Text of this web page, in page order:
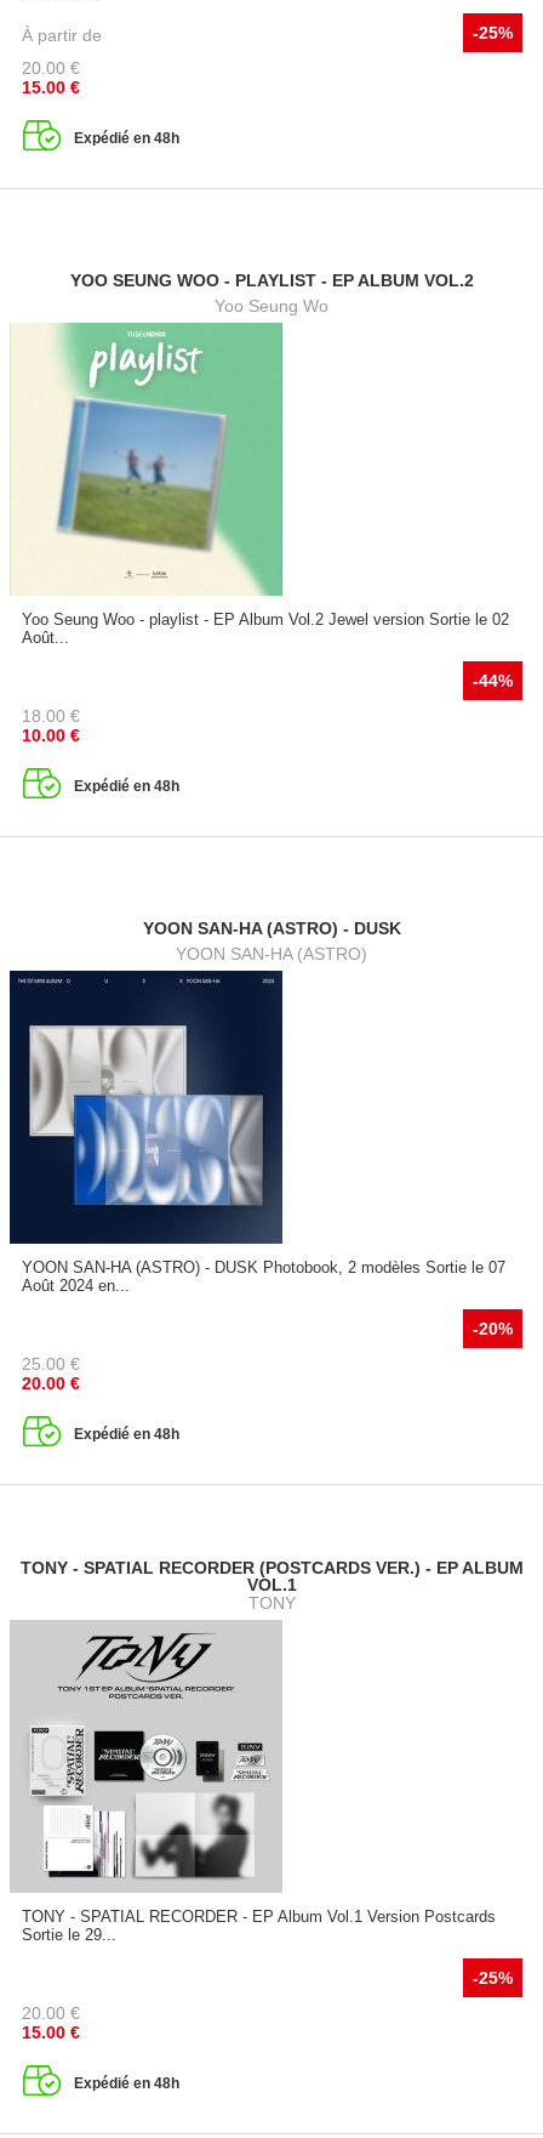
À partir de
-25%
20.00 €
15.00 €
Expédié en 48h
YOO SEUNG WOO - PLAYLIST - EP ALBUM VOL.2
Yoo Seung Wo
Yoo Seung Woo - playlist - EP Album Vol.2 Jewel version Sortie le 02
Août...
-44%
18.00 €
10.00 €
Expédié en 48h
YOON SAN-HA (ASTRO) - DUSK
YOON SAN-HA (ASTRO)
YOON SAN-HA (ASTRO) - DUSK Photobook, 2 modèles Sortie le 07
Août 2024 en...
-20%
25.00 €
20.00 €
Expédié en 48h
TONY - SPATIAL RECORDER (POSTCARDS VER.) - EP ALBUM
VOL.1
TONY
TONY - SPATIAL RECORDER - EP Album Vol.1 Version Postcards
Sortie le 29...
-25%
20.00 €
15.00 €
Expédié en 48h